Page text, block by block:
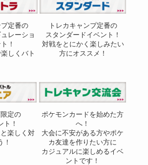
プ定番の
レーショ
！
しくバト
トレカキャンプ定番の
スタンダードイベント！
対戦をとにかく楽しみたい
方にオススメ！
定の
ト！
楽しく対
！
ポケモンカードを始めた方
へ！
大会に不安がある方やポケ
カ友達を作りたい方に
カジュアルに楽しめるイベ
ントです！